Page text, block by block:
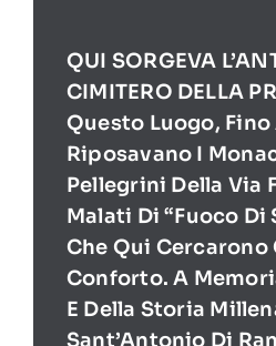
QUI SORGEVA
CIMITERO DELLA
Questo Luogo, Fino
Riposavano I
Pellegrini Della Via
Malati Di “Fuoco Di
Che Qui Cercarono
Conforto. A
E Della Storia
Sant’Antonio Di